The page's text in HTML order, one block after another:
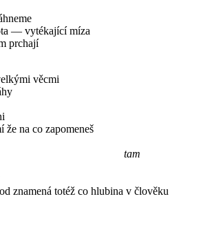
— vytékající míza
prchají
věcmi
že na co zapomeneš
tam
znamená totéž co hlubina v člověku